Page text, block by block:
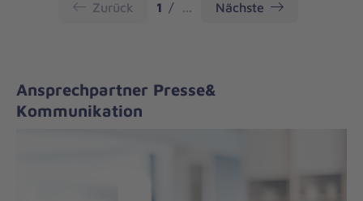
Zurück Seite
1 … Nächste
Ansprechpartner Presse&
Kommunikation